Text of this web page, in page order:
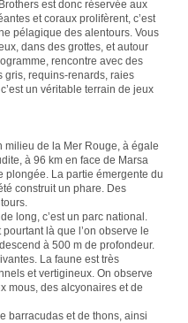
est donc réservée aux
et coraux prolifèrent, c’est
pélagique des alentours. Vous
dans des grottes, et autour
rencontre avec des
gris, requins-renards, raies
un véritable terrain de jeux
milieu de la Mer Rouge, à égale
à 96 km en face de Marsa
plongée. La partie émergente du
construit un phare. Des
long, c’est un parc national.
là que l’on observe le
à 500 m de profondeur.
La faune est très
et vertigineux. On observe
mous, des alcyonaires et de
barracudas et de thons, ainsi